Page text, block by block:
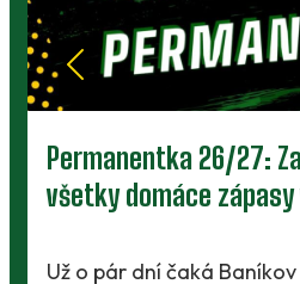
Permanentka 26/27:
všetky domáce
Už o pár dní čaká